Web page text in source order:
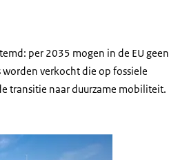
per 2035 mogen in de EU geen
verkocht die op fossiele
transitie naar duurzame mobiliteit.